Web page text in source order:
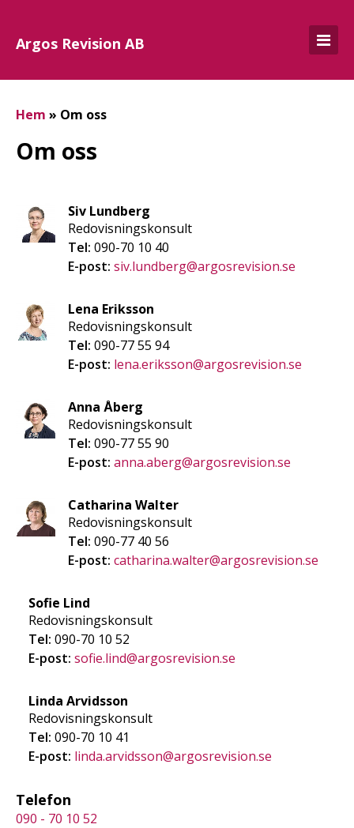
Argos Revision AB
Hem » Om oss
Om oss
Siv Lundberg
Redovisningskonsult
Tel: 090-70 10 40
E-post: siv.lundberg@argosrevision.se
Lena Eriksson
Redovisningskonsult
Tel: 090-77 55 94
E-post: lena.eriksson@argosrevision.se
Anna Åberg
Redovisningskonsult
Tel: 090-77 55 90
E-post: anna.aberg@argosrevision.se
Catharina Walter
Redovisningskonsult
Tel: 090-77 40 56
E-post: catharina.walter@argosrevision.se
Sofie Lind
Redovisningskonsult
Tel: 090-70 10 52
E-post: sofie.lind@argosrevision.se
Linda Arvidsson
Redovisningskonsult
Tel: 090-70 10 41
E-post: linda.arvidsson@argosrevision.se
Telefon
090 - 70 10 52